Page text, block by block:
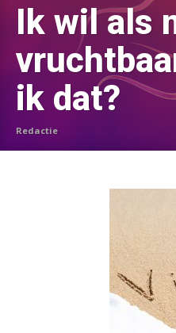
Ik wil als
ik dat?
Redactie